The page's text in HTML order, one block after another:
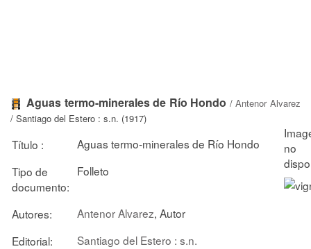
Aguas termo-minerales de Río Hondo /Antenor Alvarez
/ Santiago del Estero : s.n. (1917)
Título :
Aguas termo-minerales de Río Hondo
Tipo de
documento:
Folleto
Autores: Antenor Alvarez, Autor
Editorial:
Santiago del Estero : s.n.